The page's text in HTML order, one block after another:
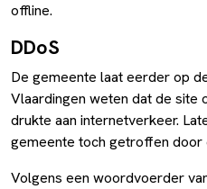
offline.
DDoS
De gemeente laat eerder op
Vlaardingen weten dat de site
drukte aan internetverkeer.
gemeente toch getroffen door
Volgens een woordvoerder